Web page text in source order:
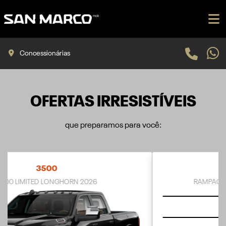
Concessionárias
OFERTAS IRRESISTÍVEIS
que preparamos para você:
RAMPAGE LARAMIE 2.0 TURBO FLEX 2027